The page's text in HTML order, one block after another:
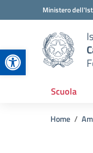
Apri la barra
Vai ai contenuti
Vai al menu di navigazione
Ministero
Scuola
Home